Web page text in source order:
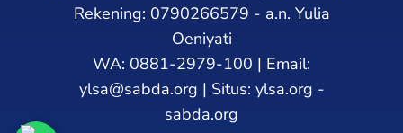
Rekening: 0790266579 - a.n. Yulia
Oeniyati
WA: 0881-2979-100 | Email:
ylsa@sabda.org | Situs: ylsa.org -
sabda.org